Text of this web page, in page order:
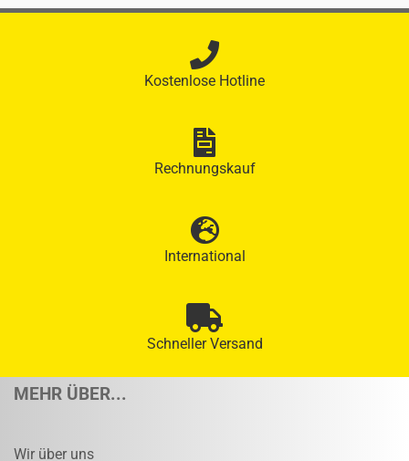
Kostenlose Hotline
Rechnungskauf
International
Schneller Versand
MEHR ÜBER...
Wir über uns